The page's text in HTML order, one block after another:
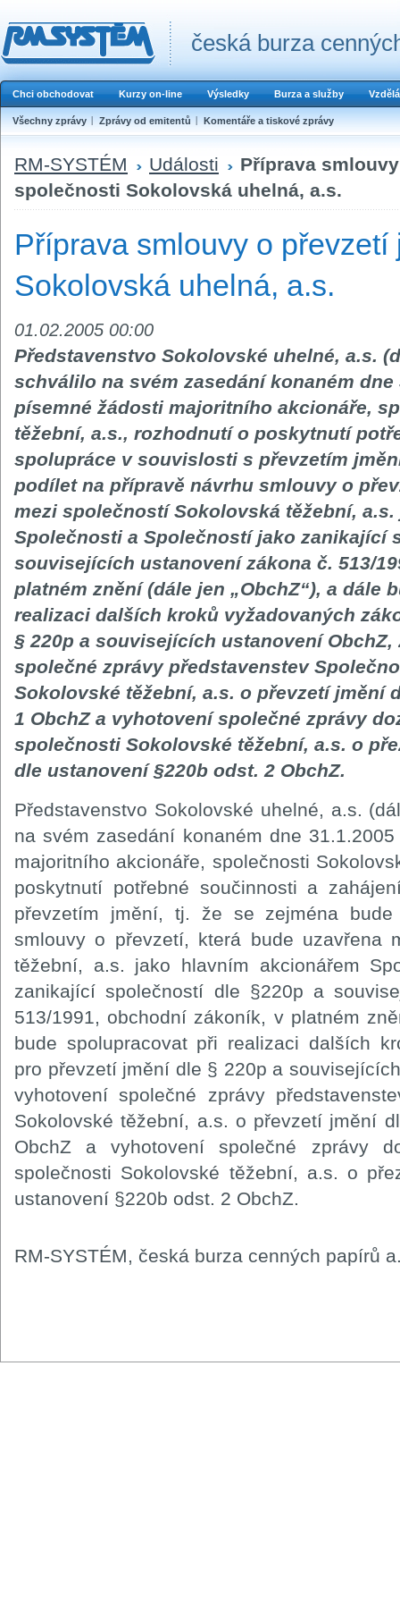
česká burza
Chci obchodovat Kurzy on-line Výsledky Burza a služby
Všechny zprávy Zprávy od emitentů Komentáře a tiskové zprávy
RM-SYSTÉM Události
Příprava
společnosti Sokolovská uhelná, a.s.
Příprava smlouvy o
Sokolovská uhelná, a.s.
01.02.2005 00:00
Představenstvo Sokolovské uhelné, a.s.
schválilo na svém zasedání konaném dne
písemné žádosti majoritního akcionáře,
těžební, a.s., rozhodnutí o poskytnutí
spolupráce v souvislosti s převzetím
podílet na přípravě návrhu smlouvy o
mezi společností Sokolovská těžební,
Společnosti a Společností jako zanikající
souvisejících ustanovení zákona č. 513/
platném znění (dále jen „ObchZ“), a dále
realizaci dalších kroků vyžadovaných
§ 220p a souvisejících ustanovení
společné zprávy představenstev
Sokolovské těžební, a.s. o převzetí jmění
1 ObchZ a vyhotovení společné zprávy
společnosti Sokolovské těžební, a.s. o
dle ustanovení §220b odst. 2 ObchZ.
Představenstvo Sokolovské uhelné, a.s.
na svém zasedání konaném dne
majoritního akcionáře, společnosti
poskytnutí potřebné součinnosti a
převzetím jmění, tj. že se zejména
smlouvy o převzetí, která bude uzavřena
těžební, a.s. jako hlavním akcionářem
zanikající společností dle §220p a
513/1991, obchodní zákoník, v platném
bude spolupracovat při realizaci dalších
pro převzetí jmění dle § 220p a
vyhotovení společné zprávy
Sokolovské těžební, a.s. o převzetí jmění
ObchZ a vyhotovení společné zprávy
společnosti Sokolovské těžební, a.s. o
ustanovení §220b odst. 2 ObchZ.
RM-SYSTÉM, česká burza cenných papírů